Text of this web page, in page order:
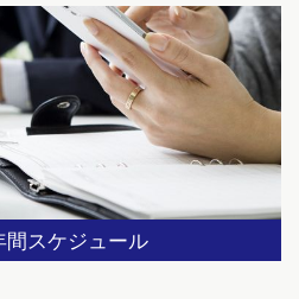
間スケジュール